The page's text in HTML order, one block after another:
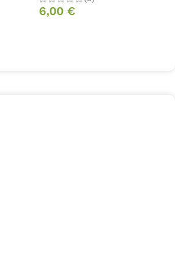
6,00 €